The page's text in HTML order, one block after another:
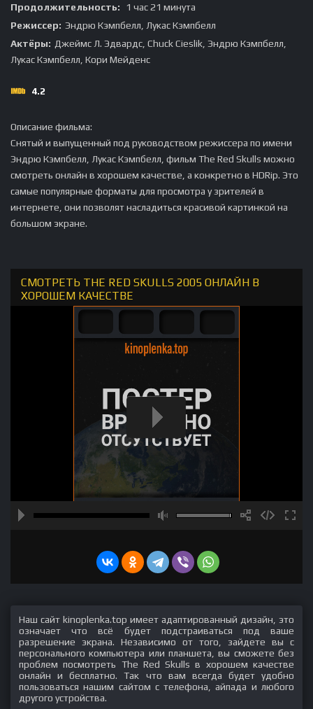
Продолжительность:
1 час 21 минута
Режиссер: Эндрю Кэмпбелл, Лукас Кэмпбелл
Актёры: Джеймс Л. Эдвардс, Chuck Cieslik, Эндрю Кэмпбелл,
Лукас Кэмпбелл, Кори Мейденс
4.2
Описание фильма:
Снятый и выпущенный под руководством режиссера по имени
Эндрю Кэмпбелл, Лукас Кэмпбелл, фильм The Red Skulls можно
смотреть онлайн в хорошем качестве, а конкретно в HDRip. Это
самые популярные форматы для просмотра у зрителей в
интернете, они позволят насладиться красивой картинкой на
большом экране.
СМОТРЕТЬ THE RED SKULLS 2005 ОНЛАЙН В
ХОРОШЕМ КАЧЕСТВЕ
Наш сайт kinoplenka.top имеет адаптированный дизайн, это
означает что всё будет подстраиваться под ваше
разрешение экрана. Независимо от того, зайдете вы с
персонального компьютера или планшета, вы сможете без
проблем посмотреть The Red Skulls в хорошем качестве
онлайн и бесплатно. Так что вам всегда будет удобно
пользоваться нашим сайтом с телефона, айпада и любого
другого устройства.